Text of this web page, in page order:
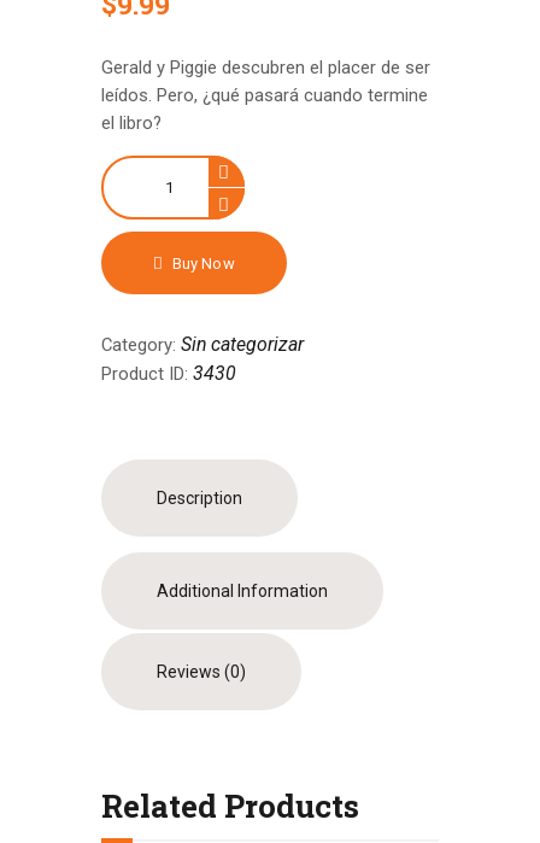
Gerald y Piggie descubren el placer de ser
leídos. Pero, ¿qué pasará cuando termine
el libro?
We
are
a
Book
Buy Now
Category: Sin categorizar
Product ID: 3430
Description
Additional Information
Reviews (0)
Related Products